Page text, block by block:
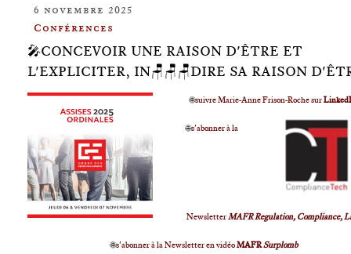
6 novembre 2025
Conférences
🎤CONCEVOIR UNE RAISON D'ÊTRE ET
L'EXPLICITER, IN🪑🪑🪑DIRE SA RAISON
🌐suivre Marie-Anne Frison-Roche sur
🌐s'abonner à la
NewsletterMAFR Regulation, Compliance,
🌐s'abonner à la Newsletter en vidéoMAFRSurplomb